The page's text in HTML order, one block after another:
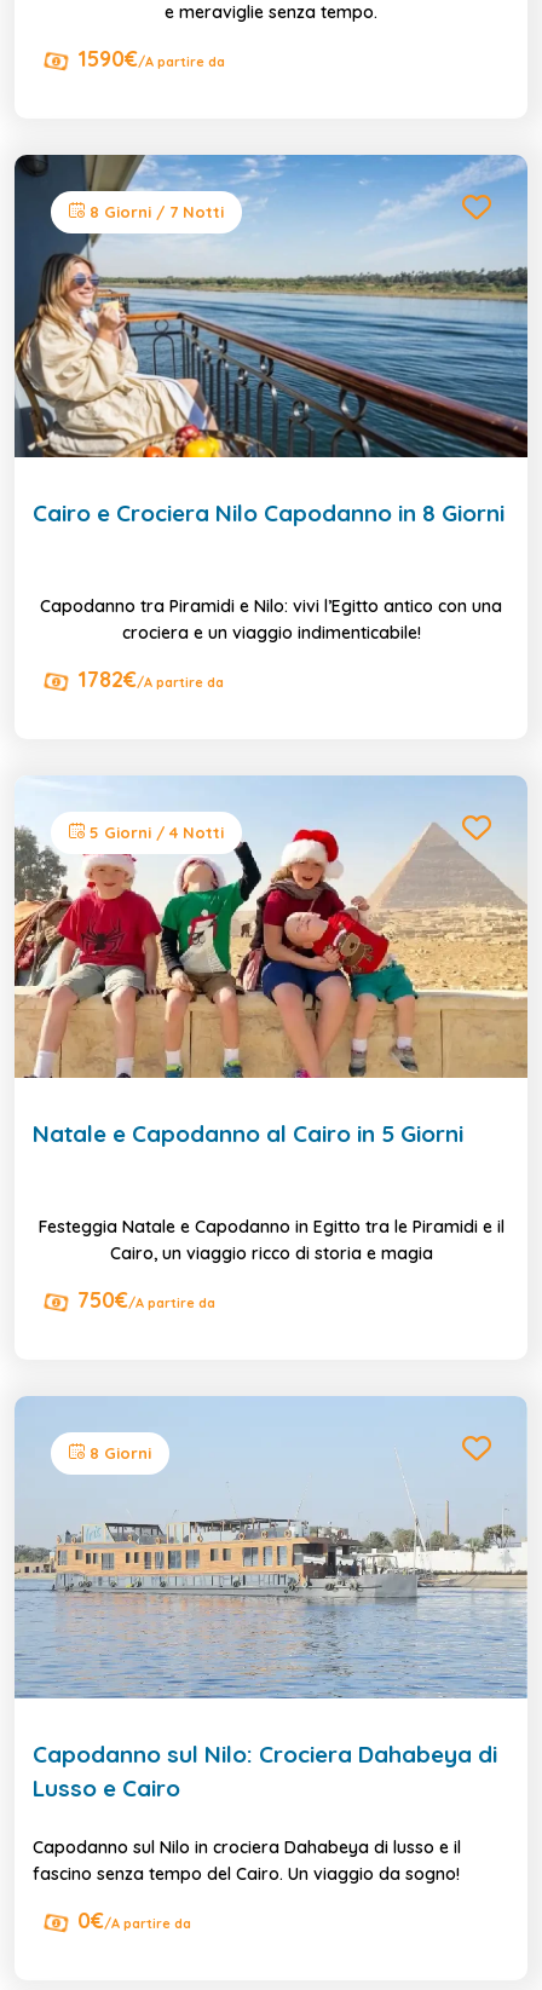
e meraviglie senza tempo.
1590€/A partire da
8 Giorni / 7 Notti
Cairo e Crociera Nilo Capodanno in 8 Giorni
Capodanno tra Piramidi e Nilo: vivi l’Egitto antico con una
crociera e un viaggio indimenticabile!
1782€/A partire da
5 Giorni / 4 Notti
Natale e Capodanno al Cairo in 5 Giorni
Festeggia Natale e Capodanno in Egitto tra le Piramidi e il
Cairo, un viaggio ricco di storia e magia
750€/A partire da
8 Giorni
Capodanno sul Nilo: Crociera Dahabeya di
Lusso e Cairo
Capodanno sul Nilo in crociera Dahabeya di lusso e il
fascino senza tempo del Cairo. Un viaggio da sogno!
0€/A partire da